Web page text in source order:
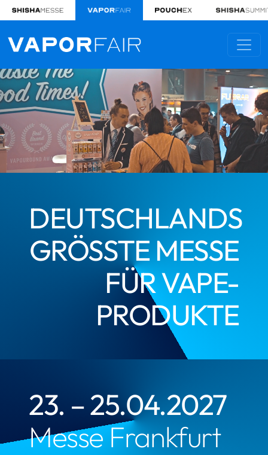
DEUTSCHLANDS
GRÖSSTE MESSE F
ÜR VAPE-P
RODUKTE
23. – 25.04.2027
Messe Frankfurt